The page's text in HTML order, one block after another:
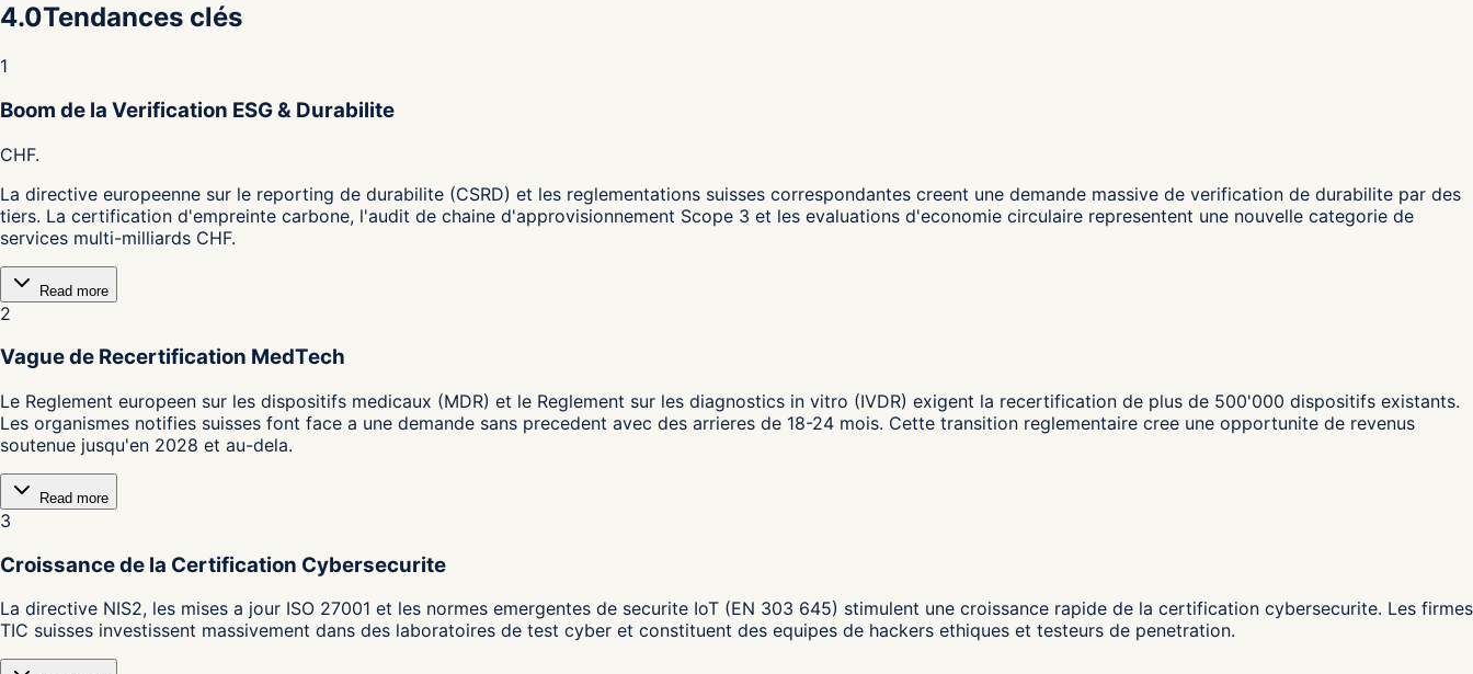
4.0Tendances clés
1
Boom de la Verification ESG & Durabilite
CHF.
La directive europeenne sur le reporting de durabilite (CSRD) et les reglementations suisses correspondantes creent une demande massive de verification de durabilite par des
tiers. La certification d'empreinte carbone, l'audit de chaine d'approvisionnement Scope 3 et les evaluations d'economie circulaire representent une nouvelle categorie de
services multi-milliards CHF.
Read more
2
Vague de Recertification MedTech
Le Reglement europeen sur les dispositifs medicaux (MDR) et le Reglement sur les diagnostics in vitro (IVDR) exigent la recertification de plus de 500'000 dispositifs existants.
Les organismes notifies suisses font face a une demande sans precedent avec des arrieres de 18-24 mois. Cette transition reglementaire cree une opportunite de revenus
soutenue jusqu'en 2028 et au-dela.
Read more
3
Croissance de la Certification Cybersecurite
La directive NIS2, les mises a jour ISO 27001 et les normes emergentes de securite IoT (EN 303 645) stimulent une croissance rapide de la certification cybersecurite. Les firmes
TIC suisses investissent massivement dans des laboratoires de test cyber et constituent des equipes de hackers ethiques et testeurs de penetration.